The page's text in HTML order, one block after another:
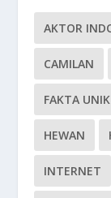
AKTOR
CAMILAN
FAKTA UNIK
HEWAN
INTERNET